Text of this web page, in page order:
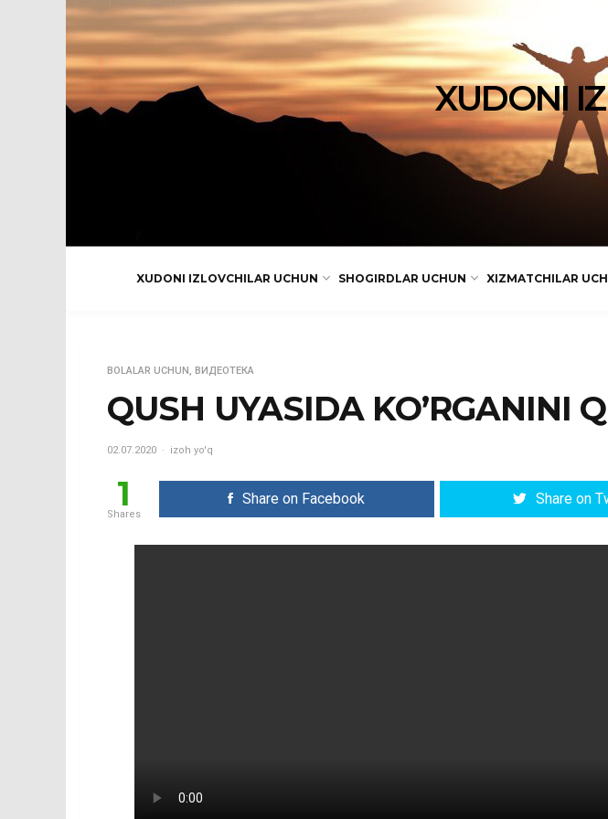
XUDONI
XUDONI IZLOVCHILAR UCHUN SHOGIRDLAR UCHUN XIZMATCHILAR
BOLALAR UCHUN, ВИДЕОТЕКА
QUSH UYASIDA KO’RGANINI
02.07.2020 izoh yo'q
1
Shares
Share on Facebook Share on